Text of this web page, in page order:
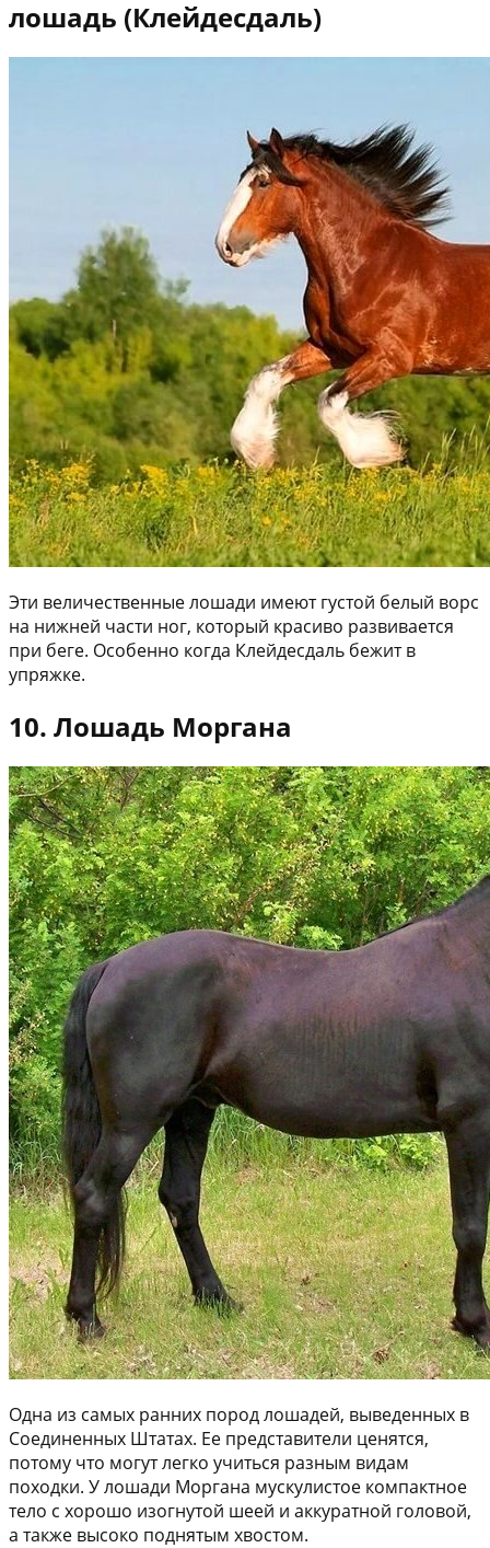
лошадь (Клейдесдаль)
Эти величественные лошади имеют густой белый ворс
на нижней части ног, который красиво развивается
при беге. Особенно когда Клейдесдаль бежит в
упряжке.
10. Лошадь Моргана
Одна из самых ранних пород лошадей, выведенных в
Соединенных Штатах. Ее представители ценятся,
потому что могут легко учиться разным видам
походки. У лошади Моргана мускулистое компактное
тело с хорошо изогнутой шеей и аккуратной головой,
а также высоко поднятым хвостом.